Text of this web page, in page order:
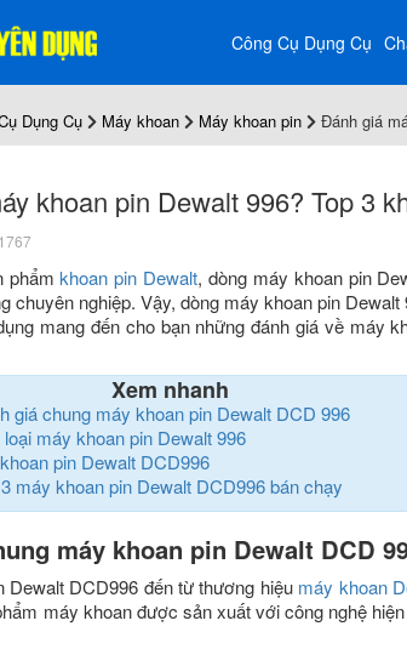
Công Cụ Dụng Cụ
Dụng Cụ Máy khoan Máy khoan pin Đánh giá
khoan pin Dewalt 996? Top 3
1767
phẩmkhoan pin Dewalt, dòng máy khoan pin
chuyên nghiệp. Vậy, dòng máy khoan pin
mang đến cho bạn những đánh giá về máy
Xem nhanh
giá chung máy khoan pin Dewalt DCD 996
máy khoan pin Dewalt 996
pin Dewalt DCD996
máy khoan pin Dewalt DCD996 bán chạy
máy khoan pin Dewalt DCD
Dewalt DCD996 đến từ thương hiệu máy khoan
máy khoan được sản xuất với công nghệ